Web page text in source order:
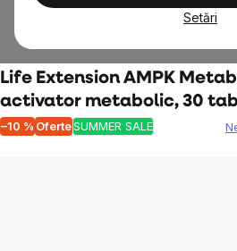
Setări
Life Extension AMPK
activator metabolic, 30
–10 % OferteSUMMER SALE
Evaluarea